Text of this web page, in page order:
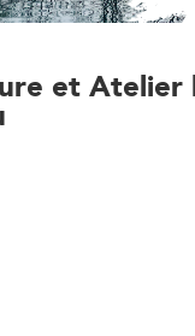
et Atelier